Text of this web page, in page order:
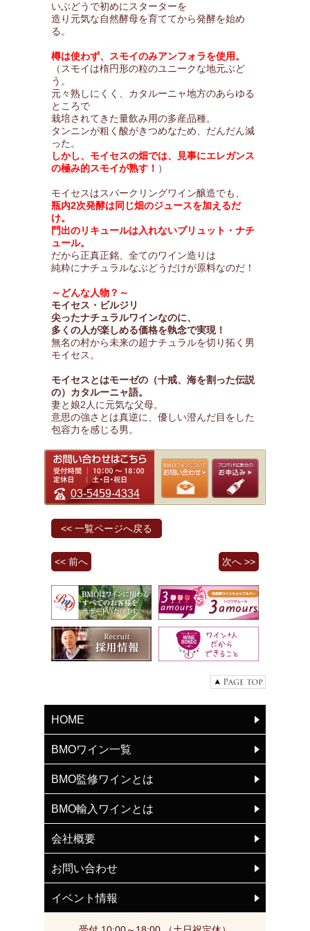
いぶどうで初めにスターターを
造り元気な自然酵母を育ててから発酵を始め
る。
樽は使わず、スモイのみアンフォラを使用。
（スモイは楕円形の粒のユニークな地元ぶど
う。
元々熟しにくく、カタルーニャ地方のあらゆる
ところで
栽培されてきた量飲み用の多産品種。
タンニンが粗く酸がきつめなため、だんだん減
った。
しかし、モイセスの畑では、見事にエレガンス
の極み的スモイが熟す！ ）
モイセスはスパークリングワイン醸造でも、
瓶内2次発酵は同じ畑のジュースを加えるだ
け。
門出のリキュールは入れないブリュット・ナチ
ュール。
だから正真正銘、全てのワイン造りは
純粋にナチュラルなぶどうだけが原料なのだ！
～どんな人物？～
モイセス・ビルジリ
尖ったナチュラルワインなのに、
多くの人が楽しめる価格を執念で実現！
無名の村から未来の超ナチュラルを切り拓く男
モイセス。
モイセスとはモーゼの（十戒、海を割った伝説
の）カタルーニャ語。
妻と娘2人に元気な父母。
意思の強さとは真逆に、優しい澄んだ目をした
包容力を感じる男。
03-5459-4334
<< 一覧ページへ戻る
<< 前へ 次へ >>
HOME
BMOワイン一覧
BMO監修ワインとは
BMO輸入ワインとは
会社概要
お問い合わせ
イベント情報